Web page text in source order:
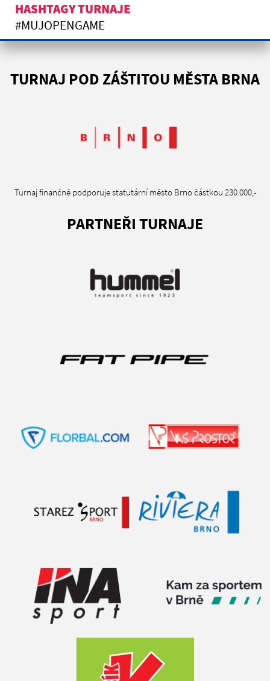
HASHTAGY TURNAJE
#MUJOPENGAME
TURNAJ POD ZÁŠTITOU MĚSTA BRNA
Turnaj finančně podporuje statutární město Brno částkou 230.000,-
PARTNEŘI TURNAJE